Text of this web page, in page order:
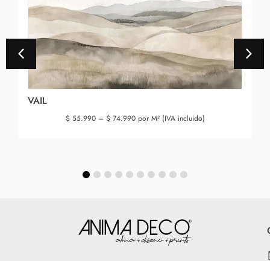
VAIL
$55.990 – $74.990por M² (IVA incluido)